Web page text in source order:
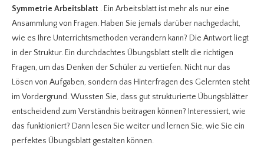
Symmetrie Arbeitsblatt . Ein Arbeitsblatt ist mehr als nur eine
Ansammlung von Fragen. Haben Sie jemals darüber nachgedacht,
wie es Ihre Unterrichtsmethoden verändern kann? Die Antwort liegt
in der Struktur. Ein durchdachtes Übungsblatt stellt die richtigen
Fragen, um das Denken der Schüler zu vertiefen. Nicht nur das
Lösen von Aufgaben, sondern das Hinterfragen des Gelernten steht
im Vordergrund. Wussten Sie, dass gut strukturierte Übungsblätter
entscheidend zum Verständnis beitragen können? Interessiert, wie
das funktioniert? Dann lesen Sie weiter und lernen Sie, wie Sie ein
perfektes Übungsblatt gestalten können.